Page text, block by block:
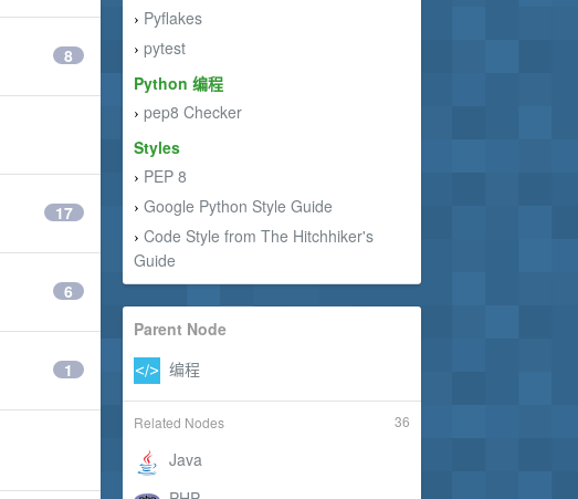
› Pyflakes
› pytest
Python 编程
› pep8 Checker
Styles
› PEP 8
› Google Python Style Guide
› Code Style from The Hitchhiker's
Guide
Parent Node
36
Related Nodes
8
17
6
1